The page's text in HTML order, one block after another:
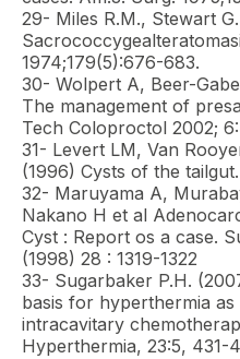
29- Miles R.M., Stewart
1974;179(5):676-683.
30- Wolpert A, Beer-
The management of
Tech Coloproctol 2002;
31- Levert LM, Van
(1996) Cysts of the
32- Maruyama A,
Nakano H et al
Cyst : Report os a case.
(1998) 28 : 1319-1322
33- Sugarbaker P.H.
basis for hyperthermia
intracavitary
Hyperthermia, 23:5, 431-